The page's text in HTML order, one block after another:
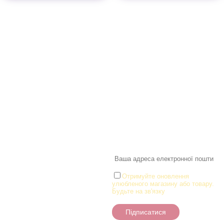
Отримуйте оновлення
улюбленого магазину або товару.
Будьте на зв'язку
Підписатися